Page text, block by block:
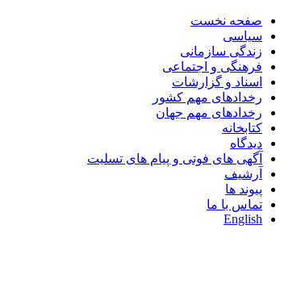
صفحه نخست
سیاسی
زندگی سازمانی
فرهنگی و اجتماعی
اسناد و گزارشات
رخدادهای مهم کشور
رخدادهای مهم جهان
کتابخانه
دیدگاه
آگهی های فوتی و پیام های تسلیت
آرشیف
پیوند ها
تماس با ما
English